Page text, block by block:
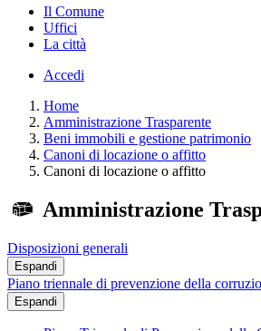
Il Comune
Uffici
La città
Accedi
Home
Amministrazione Trasparente
Beni immobili e gestione patrimonio
Canoni di locazione o affitto
Canoni di locazione o affitto
Amministrazione
Disposizioni generali
Espandi
Piano triennale di prevenzione della
Espandi